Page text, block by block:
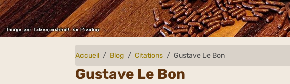
Accueil Blog Citations Gustave Le Bon
Gustave Le Bon